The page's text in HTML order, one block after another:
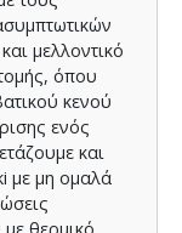
μελλοντικό
όπου
κενού
ενός
και
με μη ομαλά